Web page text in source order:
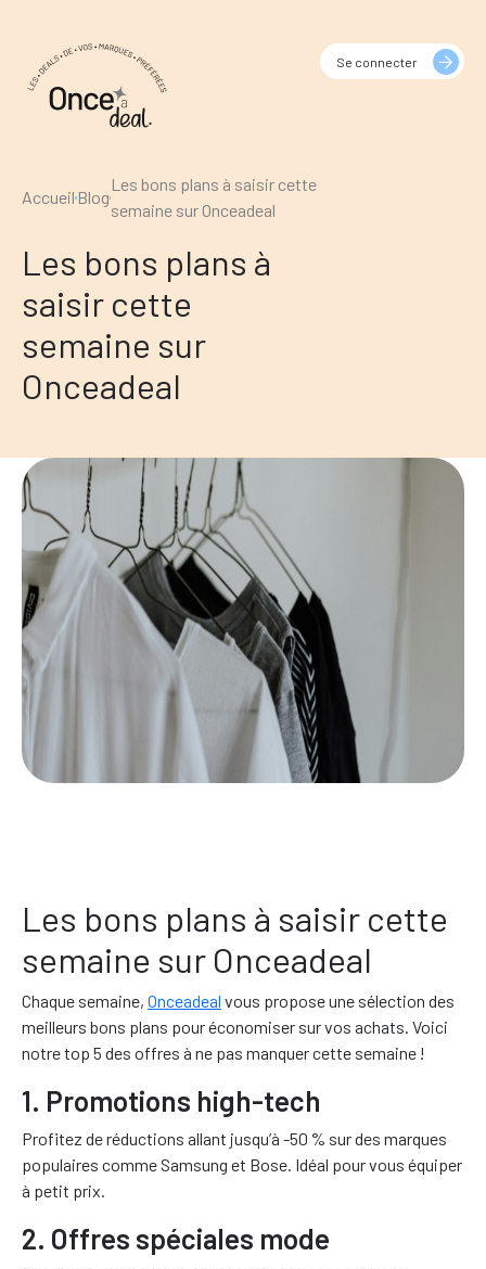
AccueilBlog
Les bons plans à saisir cette
semaine sur Onceadeal
Les bons plans à
saisir cette
semaine sur
Onceadeal
Se connecter
Les bons plans à saisir cette
semaine sur Onceadeal
Chaque semaine, Onceadeal vous propose une sélection des
meilleurs bons plans pour économiser sur vos achats. Voici
notre top 5 des offres à ne pas manquer cette semaine !
1. Promotions high-tech
Profitez de réductions allant jusqu’à -50 % sur des marques
populaires comme Samsung et Bose. Idéal pour vous équiper
à petit prix.
2. Offres spéciales mode